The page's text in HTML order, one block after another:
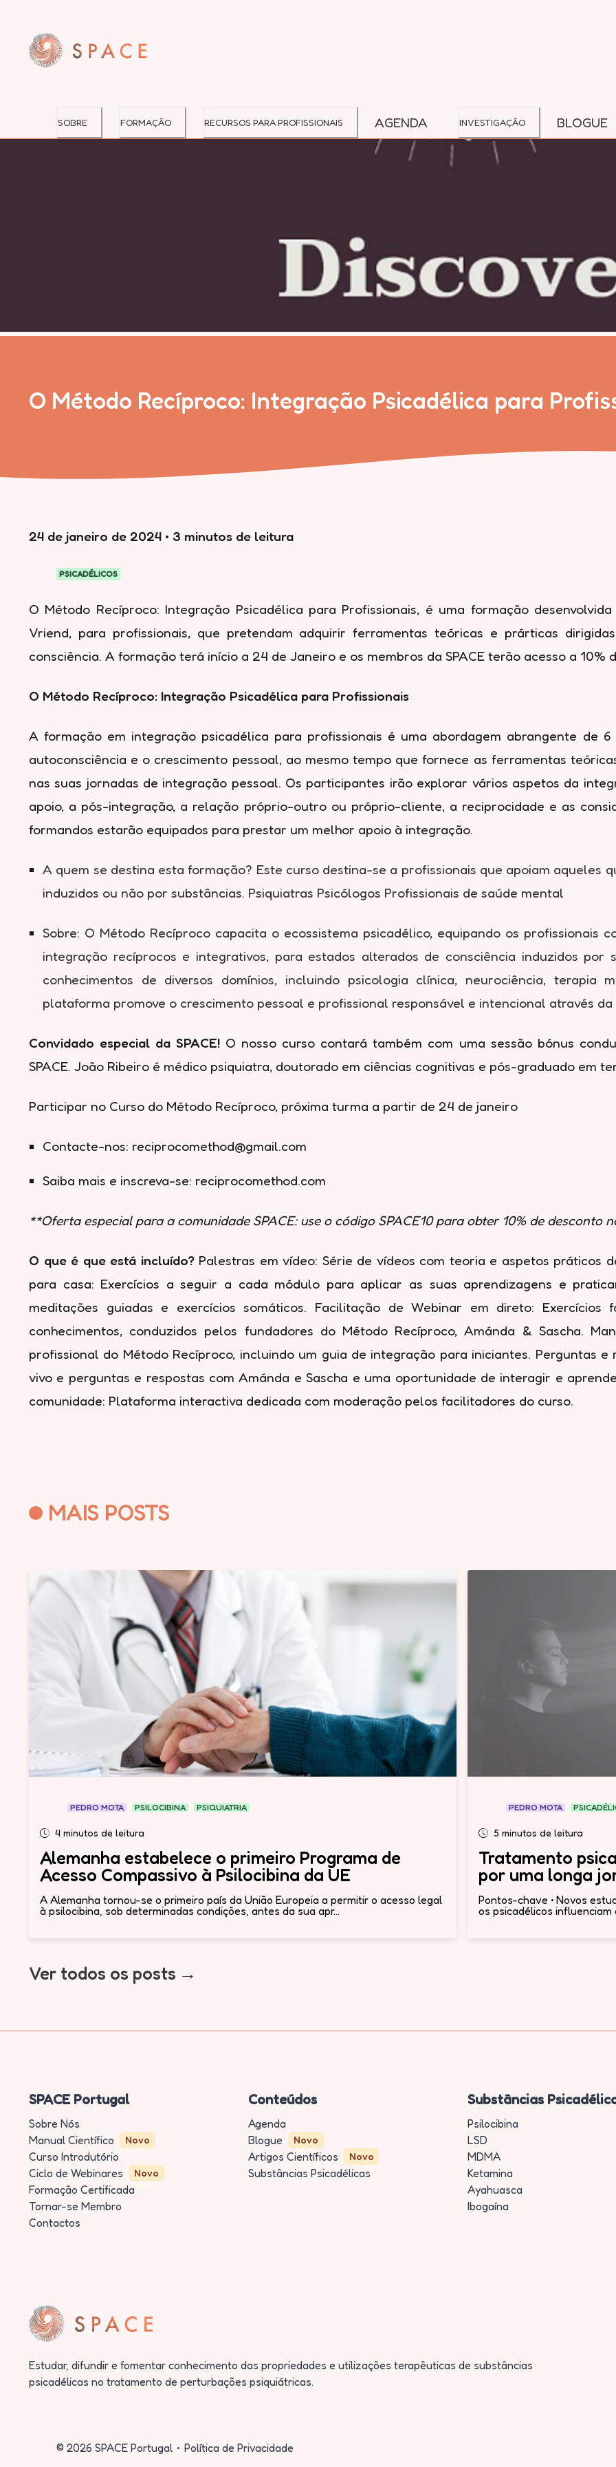
SOBRE FORMAÇÃO RECURSOS PARA PROFISSIONAIS AGENDA INVESTIGAÇÃO BLOGUE
O Método Recíproco: Integração Psicadélica para
24 de janeiro de 2024 • 3 minutos de leitura
PSICADÉLICOS
O Método Recíproco: Integração Psicadélica para Profissionais, é uma formação
Vriend, para profissionais, que pretendam adquirir ferramentas teóricas e prárticas
consciência. A formação terá início a 24 de Janeiro e os membros da SPACE terão acesso a 10%
O Método Recíproco: Integração Psicadélica para Profissionais
A formação em integração psicadélica para profissionais é uma abordagem abrangente de
autoconsciência e o crescimento pessoal, ao mesmo tempo que fornece as ferramentas
nas suas jornadas de integração pessoal. Os participantes irão explorar vários aspetos da
apoio, a pós-integração, a relação próprio-outro ou próprio-cliente, a reciprocidade e as
formandos estarão equipados para prestar um melhor apoio à integração.
A quem se destina esta formação? Este curso destina-se a profissionais que apoiam aqueles
induzidos ou não por substâncias. Psiquiatras Psicólogos Profissionais de saúde mental
Sobre: O Método Recíproco capacita o ecossistema psicadélico, equipando os profissionais
integração recíprocos e integrativos, para estados alterados de consciência induzidos por
conhecimentos de diversos domínios, incluindo psicologia clínica, neurociência, terapia
plataforma promove o crescimento pessoal e profissional responsável e intencional através
Convidado especial da SPACE! O nosso curso contará também com uma sessão bónus
SPACE. João Ribeiro é médico psiquiatra, doutorado em ciências cognitivas e pós-graduado em
Participar no Curso do Método Recíproco, próxima turma a partir de 24 de janeiro
Contacte-nos: reciprocomethod@gmail.com
Saiba mais e inscreva-se: reciprocomethod.com
**Oferta especial para a comunidade SPACE: use o código SPACE10 para obter 10% de desconto
O que é que está incluído?Palestras em vídeo: Série de vídeos com teoria e aspetos práticos
para casa: Exercícios a seguir a cada módulo para aplicar as suas aprendizagens e
meditações guiadas e exercícios somáticos. Facilitação de Webinar em direto:
conhecimentos, conduzidos pelos fundadores do Método Recíproco, Amánda & Sascha.
profissional do Método Recíproco, incluindo um guia de integração para iniciantes. Perguntas e
vivo e perguntas e respostas com Amánda e Sascha e uma oportunidade de interagir e
comunidade: Plataforma interactiva dedicada com moderação pelos facilitadores do curso.
MAIS POSTS
PEDRO MOTA PSILOCIBINA PSIQUIATRIA
4 minutos de leitura
Alemanha estabelece o primeiro Programa de
Acesso Compassivo à Psilocibina da UE
A Alemanha tornou-se o primeiro país da União Europeia a permitir o acesso legal
à psilocibina, sob determinadas condições, antes da sua apr...
PEDRO MOTA
5 minutos de leitura
Tratamento
por uma longa
Pontos-chave • Novos
os psicadélicos influenciam
Ver todos os posts
SPACE Portugal
Sobre Nós
Manual Científico
Novo
Curso Introdutório
Ciclo de Webinares
Novo
Formação Certificada
Tornar-se Membro
Contactos
Conteúdos
Agenda
Blogue
Novo
Artigos Científicos Novo
Substâncias Psicadélicas
Substâncias
Psilocibina
LSD
MDMA
Ketamina
Ayahuasca
Ibogaína
Estudar, difundir e fomentar conhecimento das propriedades e utilizações terapêuticas de substâncias
psicadélicas no tratamento de perturbações psiquiátricas.
© 2026 SPACE Portugal Política de Privacidade